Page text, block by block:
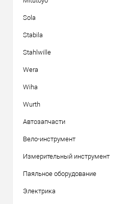
Sola
Stabila
Stahlwille
Wera
Wiha
Wurth
Автозапчасти
Вело-инструмент
Измерительный инструмент
Паяльное оборудование
Электрика